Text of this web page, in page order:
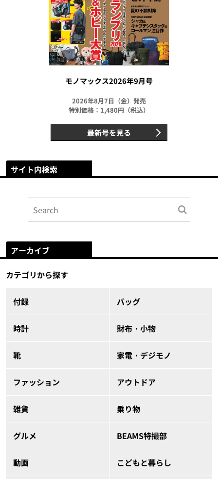
モノマックス2026年9月号
2026年8月7日（金）発売
特別価格：1,480円（税込）
最新号を見る
サイト内検索
アーカイブ
カテゴリから探す
付録 バッグ
時計 財布・小物
靴 家電・デジモノ
ファッション アウトドア
雑貨 乗り物
グルメ BEAMS特撮部
動画 こどもと暮らし